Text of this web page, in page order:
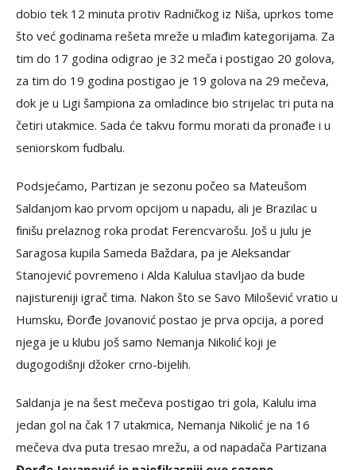
dobio tek 12 minuta protiv Radničkog iz Niša, uprkos tome
što već godinama rešeta mreže u mlađim kategorijama. Za
tim do 17 godina odigrao je 32 meča i postigao 20 golova,
za tim do 19 godina postigao je 19 golova na 29 mečeva,
dok je u Ligi šampiona za omladince bio strijelac tri puta na
četiri utakmice. Sada će takvu formu morati da pronađe i u
seniorskom fudbalu.
Podsjećamo, Partizan je sezonu počeo sa Mateušom
Saldanjom kao prvom opcijom u napadu, ali je Brazilac u
finišu prelaznog roka prodat Ferencvarošu. Još u julu je
Saragosa kupila Sameda Baždara, pa je Aleksandar
Stanojević povremeno i Alda Kalulua stavljao da bude
najistureniji igrač tima. Nakon što se Savo Milošević vratio u
Humsku, Đorđe Jovanović postao je prva opcija, a pored
njega je u klubu još samo Nemanja Nikolić koji je
dugogodišnji džoker crno-bijelih.
Saldanja je na šest mečeva postigao tri gola, Kalulu ima
jedan gol na čak 17 utakmica, Nemanja Nikolić je na 16
mečeva dva puta tresao mrežu, a od napadača Partizana